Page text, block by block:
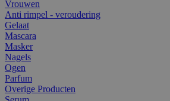
Vrouwen
Anti rimpel - veroudering
Gelaat
Mascara
Masker
Nagels
Ogen
Parfum
Overige Producten